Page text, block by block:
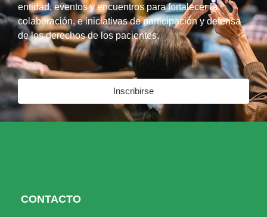
entidad, eventos y encuentros para fortalecer la
colaboración, e iniciativas de participación y defensa
de los derechos de los pacientes.
Inscribirse
CONTACTO